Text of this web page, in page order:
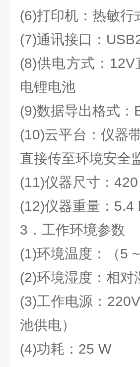
(6)打印机：热敏行
(7)通讯接口：
(8)供电方式：
电锂电池
(9)数据导出格式：
(10)云平台：仪器
直接传至环境安全
(11)仪器尺寸：
(12)仪器重量：5.4
3．工作环境参数
(1)环境温度：（5
(2)环境湿度：相
(3)工作电源：
池供电）
(4)功耗：25 W